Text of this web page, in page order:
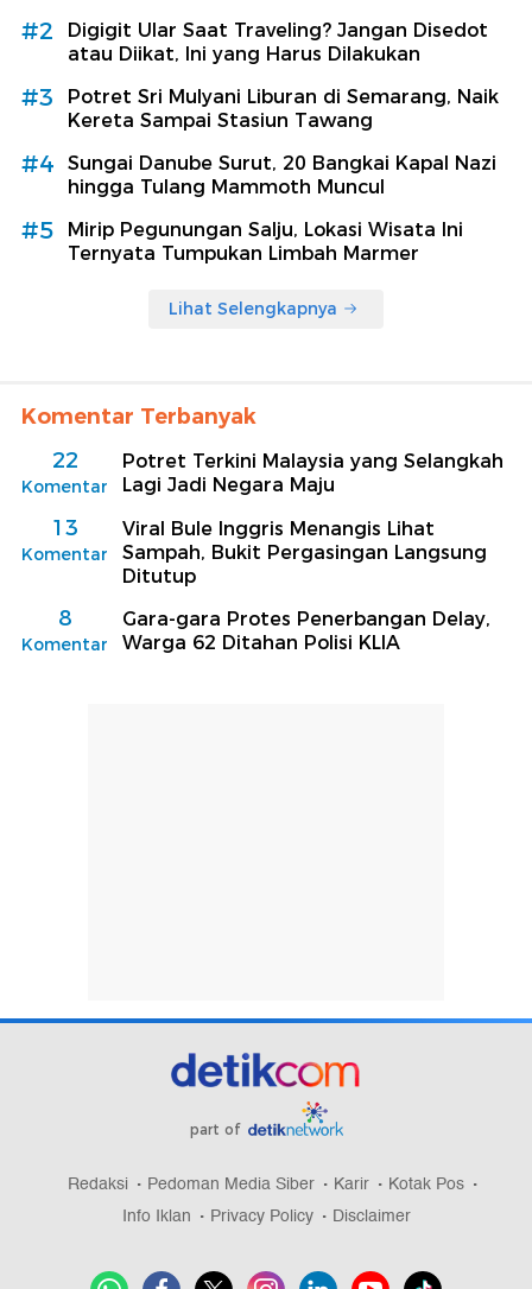
#2
Digigit Ular Saat Traveling? Jangan Disedot
atau Diikat, Ini yang Harus Dilakukan
#3
Potret Sri Mulyani Liburan di Semarang, Naik
Kereta Sampai Stasiun Tawang
#4
Sungai Danube Surut, 20 Bangkai Kapal Nazi
hingga Tulang Mammoth Muncul
#5
Mirip Pegunungan Salju, Lokasi Wisata Ini
Ternyata Tumpukan Limbah Marmer
Lihat Selengkapnya
Komentar Terbanyak
22
Komentar
Potret Terkini Malaysia yang Selangkah
Lagi Jadi Negara Maju
13
Komentar
Viral Bule Inggris Menangis Lihat
Sampah, Bukit Pergasingan Langsung
Ditutup
8
Komentar
Gara-gara Protes Penerbangan Delay,
Warga 62 Ditahan Polisi KLIA
part of
Redaksi Pedoman Media Siber Karir
Kotak Pos
Info Iklan
Privacy Policy Disclaimer